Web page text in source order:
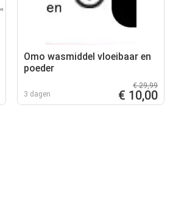
Omo wasmiddel vloeibaar en
poeder
3 dagen
€ 29,99
€ 10,00